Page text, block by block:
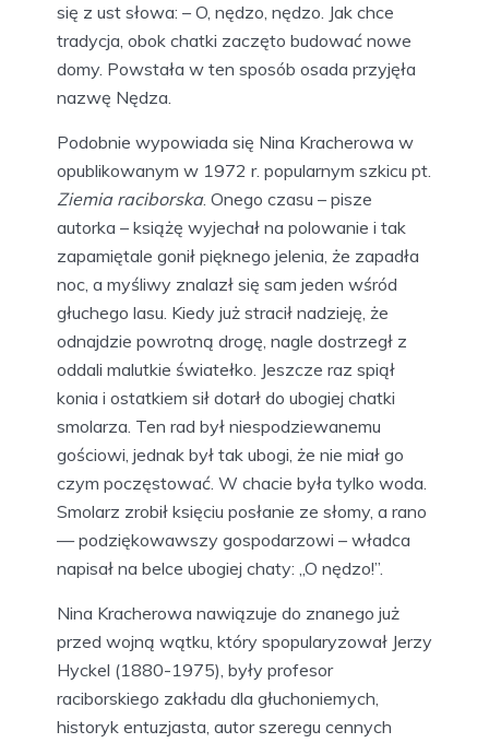
się z ust słowa: – O, nędzo, nędzo. Jak chce
tradycja, obok chatki zaczęto budować nowe
domy. Powstała w ten sposób osada przyjęła
nazwę Nędza.
Podobnie wypowiada się Nina Kracherowa w
opublikowanym w 1972 r. popularnym szkicu pt.
Ziemia raciborska. Onego czasu – pisze
autorka – książę wyjechał na polowanie i tak
zapamiętale gonił pięknego jelenia, że zapadła
noc, a myśliwy znalazł się sam jeden wśród
głuchego lasu. Kiedy już stracił nadzieję, że
odnajdzie powrotną drogę, nagle dostrzegł z
oddali malutkie światełko. Jeszcze raz spiął
konia i ostatkiem sił dotarł do ubogiej chatki
smolarza. Ten rad był niespodziewanemu
gościowi, jednak był tak ubogi, że nie miał go
czym poczęstować. W chacie była tylko woda.
Smolarz zrobił księciu posłanie ze słomy, a rano
— podziękowawszy gospodarzowi – władca
napisał na belce ubogiej chaty: ,,O nędzo!”.
Nina Kracherowa nawiązuje do znanego już
przed wojną wątku, który spopularyzował Jerzy
Hyckel (1880-1975), były profesor
raciborskiego zakładu dla głuchoniemych,
historyk entuzjasta, autor szeregu cennych